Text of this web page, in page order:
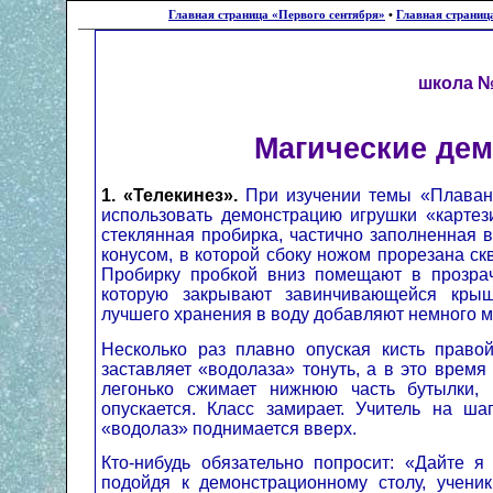
Главная страница «Первого сентября» • Главная
школа №
Магические
1. «Телекинез». При изучении темы
использовать демонстрацию игрушки
стеклянная пробирка, частично заполненная
конусом, в которой сбоку ножом прорезана
Пробирку пробкой вниз помещают в
которую закрывают завинчивающейся
лучшего хранения в воду добавляют немного
Несколько раз плавно опуская кисть
заставляет «водолаза» тонуть, а в это
легонько сжимает нижнюю часть бутылки,
опускается. Класс замирает. Учитель на
«водолаз» поднимается вверх.
Кто-нибудь обязательно попросит:
подойдя к демонстрационному столу,